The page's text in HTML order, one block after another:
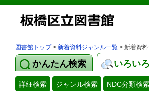
図書館トップ> 新着資料ジャンル一覧 > 新着資
かんたん検索 いろい
詳細検索 ジャンル検索 NDC分類検